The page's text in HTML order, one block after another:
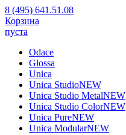
8 (495) 641.51.08
Корзина
пуста
Odace
Glossa
Unica
Unica StudioNEW
Unica Studio MetalNEW
Unica Studio ColorNEW
Unica PureNEW
Unica ModularNEW